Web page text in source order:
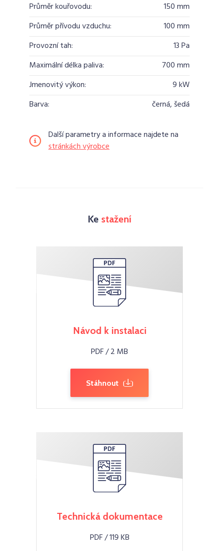
Průměr kouřovodu:
150 mm
Průměr přívodu vzduchu:
100 mm
Provozní tah:
13 Pa
Maximální délka paliva:
700 mm
Jmenovitý výkon:
9 kW
Barva:
černá, šedá
Další parametry a informace najdete na
stránkách výrobce
Ke stažení
Návod k instalaci
PDF / 2 MB
Stáhnout
Technická dokumentace
PDF / 119 KB